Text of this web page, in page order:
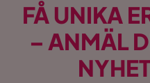
FÅ UNIKA
– ANMÄL